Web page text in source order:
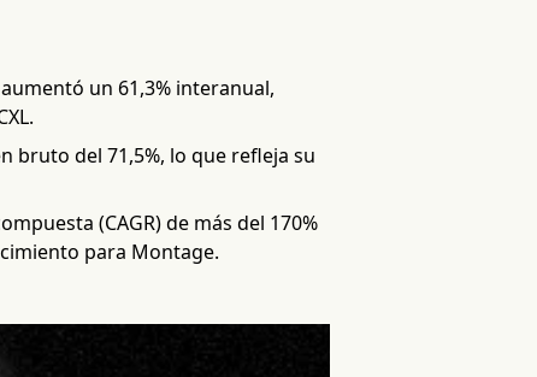
un 61,3% interanual,
bruto del 71,5%, lo que refleja su
(CAGR) de más del 170%
para Montage.